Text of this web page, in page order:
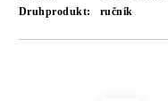
Druhprodukt:
ručník